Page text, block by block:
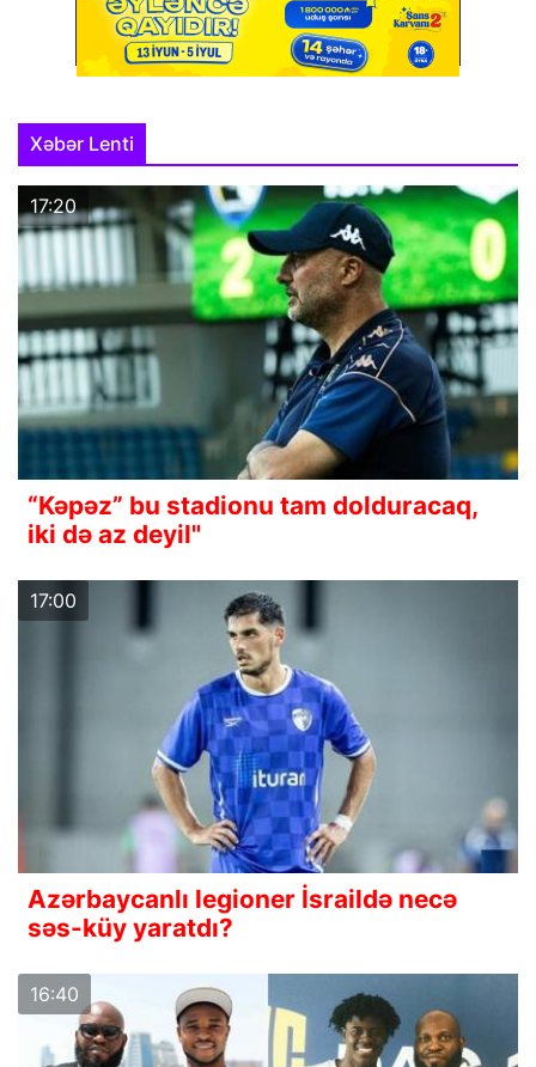
Xəbər Lenti
17:20
“Kəpəz” bu stadionu tam dolduracaq,
iki də az deyil"
17:00
Azərbaycanlı legioner İsraildə necə
səs-küy yaratdı?
16:40